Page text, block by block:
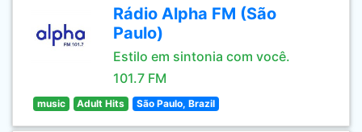
Rádio Alpha FM (São
Paulo)
Estilo em sintonia com você.
101.7 FM
music Adult Hits São Paulo, Brazil